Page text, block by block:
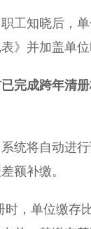
知晓后，单
》并加盖单
完成跨年清
将自动进行
额补缴。
单位缴存比